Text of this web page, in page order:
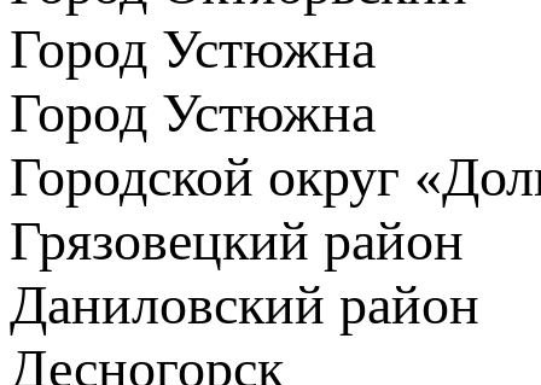
Город Устюжна
Город Устюжна
Городской округ
Грязовецкий район
Даниловский район
Десногорск